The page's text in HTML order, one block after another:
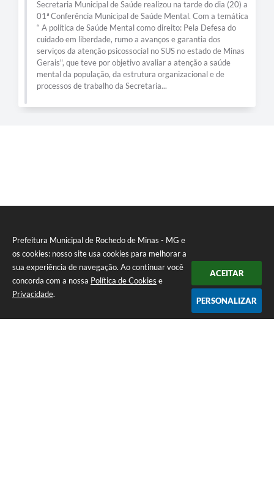
Prefeitura Municipal de Rochedo de Minas - MG e
os cookies: nosso site usa cookies para melhorar a
sua experiência de navegação. Ao continuar você
concorda com a nossa Política de Cookies e
Privacidade.
ACEITAR
PERSONALIZAR
Secretaria Municipal de Saúde realizou na tarde do dia (20) a
01ª Conferência Municipal de Saúde Mental. Com a temática
“ A política de Saúde Mental como direito: Pela Defesa do
cuidado em liberdade, rumo a avanços e garantia dos
serviços da atenção psicossocial no SUS no estado de Minas
Gerais", que teve por objetivo avaliar a atenção a saúde
mental da população, da estrutura organizacional e de
processos de trabalho da Secretaria...